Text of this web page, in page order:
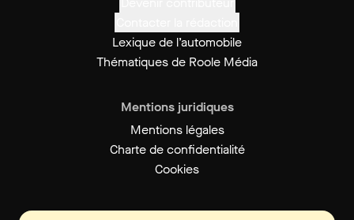
Lexique de l’automobile
Thématiques de Roole Média
Mentions juridiques
Mentions légales
Charte de confidentialité
Cookies